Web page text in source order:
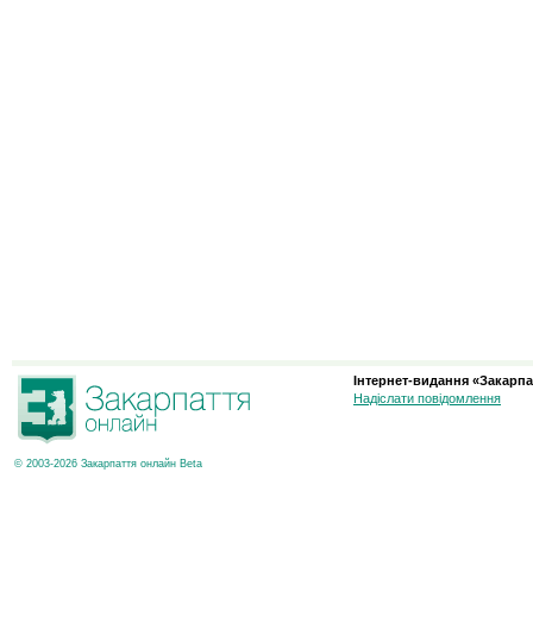
© 2003-2026 Закарпаття онлайн Beta
Інтернет-видання
Надіслати повідомлення